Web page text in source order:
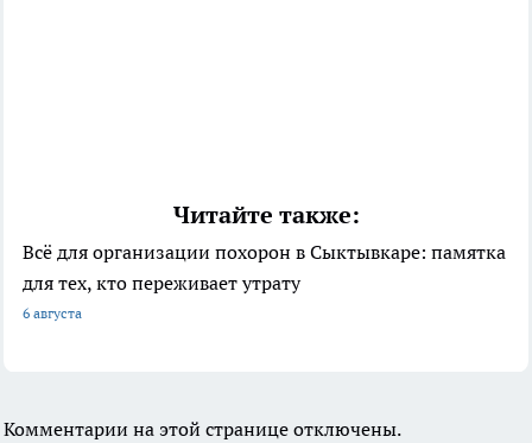
Читайте также:
Всё для организации похорон в Сыктывкаре: памятка
для тех, кто переживает утрату
6 августа
Комментарии на этой странице отключены.